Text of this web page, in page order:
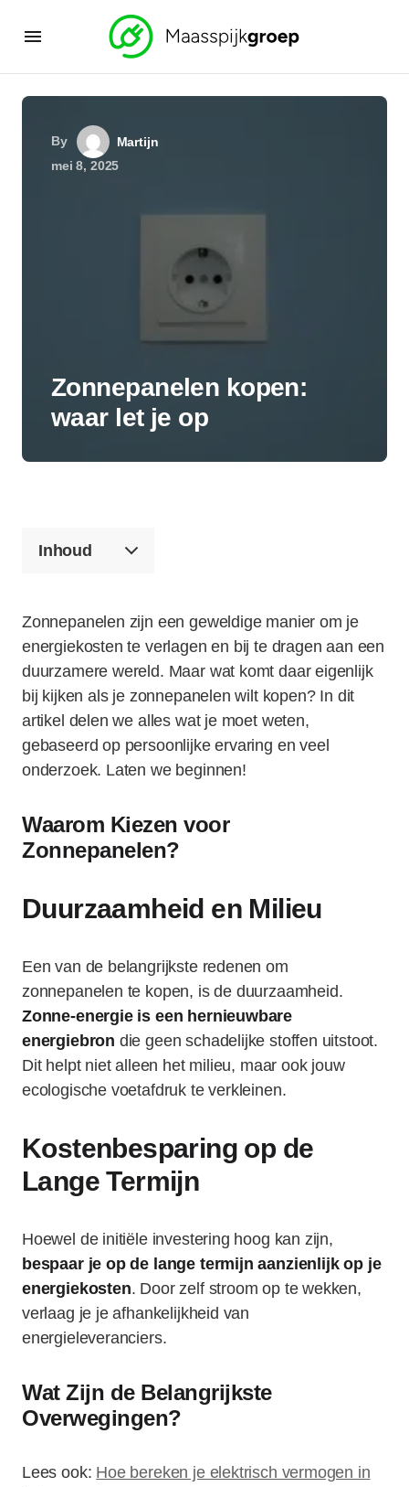
By
Martijn
mei 8, 2025
Zonnepanelen kopen:
waar let je op
Inhoud
Zonnepanelen zijn een geweldige manier om je
energiekosten te verlagen en bij te dragen aan een
duurzamere wereld. Maar wat komt daar eigenlijk
bij kijken als je zonnepanelen wilt kopen? In dit
artikel delen we alles wat je moet weten,
gebaseerd op persoonlijke ervaring en veel
onderzoek. Laten we beginnen!
Waarom Kiezen voor
Zonnepanelen?
Duurzaamheid en Milieu
Een van de belangrijkste redenen om
zonnepanelen te kopen, is de duurzaamheid.
Zonne-energie is een hernieuwbare
energiebron die geen schadelijke stoffen uitstoot.
Dit helpt niet alleen het milieu, maar ook jouw
ecologische voetafdruk te verkleinen.
Kostenbesparing op de
Lange Termijn
Hoewel de initiële investering hoog kan zijn,
bespaar je op de lange termijn aanzienlijk op je
energiekosten. Door zelf stroom op te wekken,
verlaag je je afhankelijkheid van
energieleveranciers.
Wat Zijn de Belangrijkste
Overwegingen?
Lees ook: Hoe bereken je elektrisch vermogen in